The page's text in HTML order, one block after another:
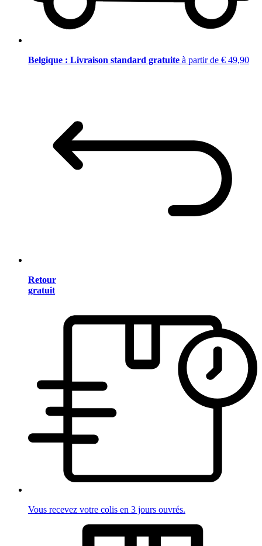
Belgique : Livraison standard gratuite à partir de € 49,90
Retour
gratuit
Vous recevez votre colis en 3 jours ouvrés.